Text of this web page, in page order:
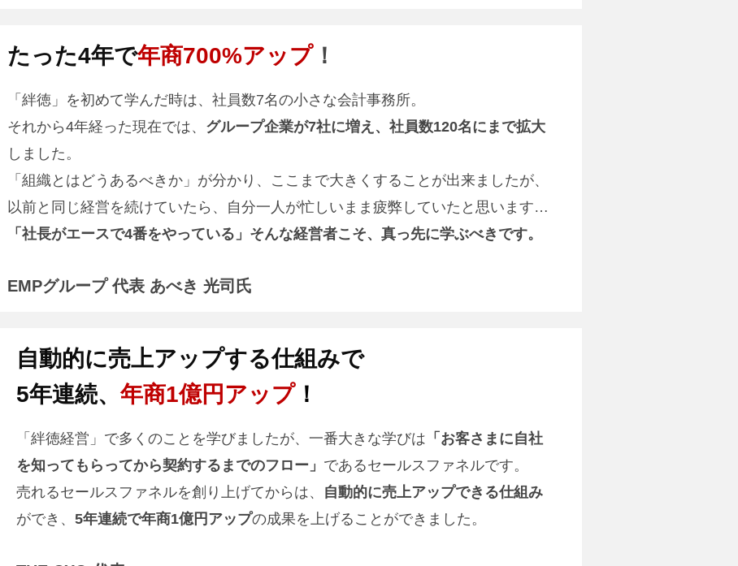
たった4年で年商700%アップ！
「絆徳」を初めて学んだ時は、社員数7名の小さな会計事務所。
それから4年経った現在では、 グループ企業が7社に増え、社員数120名にまで拡大
しました。
「組織とはどうあるべきか」が分かり、ここまで大きくすることが出来ましたが、
以前と同じ経営を続けていたら、自分一人が忙しいまま疲弊していたと思います…
「社長がエースで4番をやっている」そんな経営者こそ、真っ先に学ぶべきです。
EMPグループ 代表 あべき 光司氏
自動的に売上アップする仕組 みで
5年連続、年商1億円アップ！
「絆徳経営」で多くのことを学びましたが、一番大きな学びは 「お客さまに自社
を知ってもらってから契約するまでのフロー」 であるセールスファネルです。
売れるセールスファネルを創り上げてからは、 自動的に売上アップできる仕組み
ができ、5年連続で年商1億円アップの成果を上げることができました。